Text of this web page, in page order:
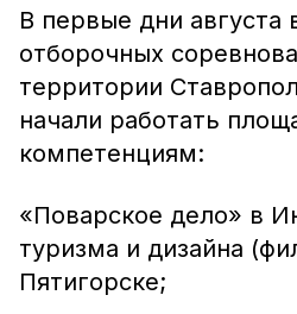
В первые дни августа
отборочных
территории
начали работать
компетенциям:
«Поварское дело» в
туризма и дизайна
Пятигорске;